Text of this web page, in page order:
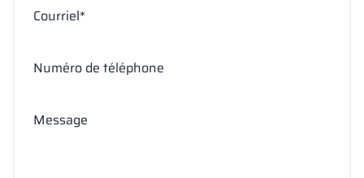
Courriel*
Numéro de téléphone
Message